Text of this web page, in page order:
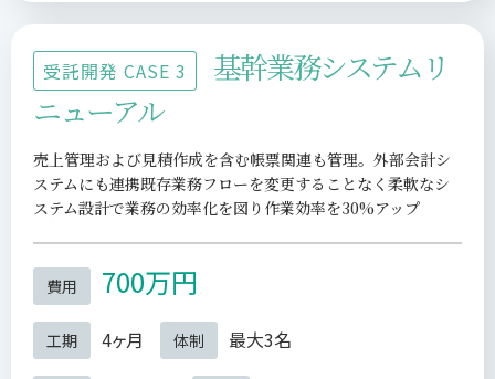
受託開発 CASE 3
基幹業務システムリ
ニューアル
売上管理および見積作成を含む帳票関連も管理。外部会計シ
ステムにも連携既存業務フローを変更することなく柔軟なシ
ステム設計で業務の効率化を図り作業効率を30%アップ
費用 700万円
工期 4ヶ月 体制 最大3名